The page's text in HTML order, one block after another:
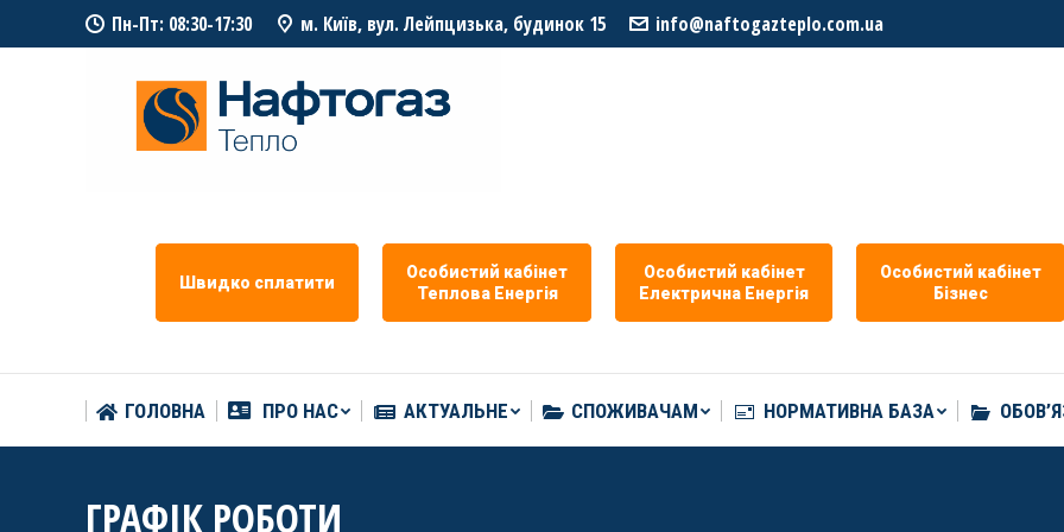
Пн-Пт: 08:30-17:30 м. Київ, вул. Лейпцизька, будинок 15 info@naftogazteplo.com.ua
Швидко сплатити
Особистий кабiнет
Теплова Eнергiя
Особистий кабiнет
Eлектрична Eнергія
Особистий кабiнет
Бізнес
ГОЛОВНА ПРО НАС АКТУАЛЬНЕ СПОЖИВАЧАМ НОРМАТИВНА БАЗА
ГРАФІК РОБОТИ
ГОЛОВНА ПРО НАС АКТУАЛЬНЕ СПОЖИВАЧАМ НОРМАТИВНА БАЗА